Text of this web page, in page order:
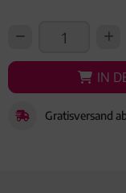
IN
IN
Gratisversand